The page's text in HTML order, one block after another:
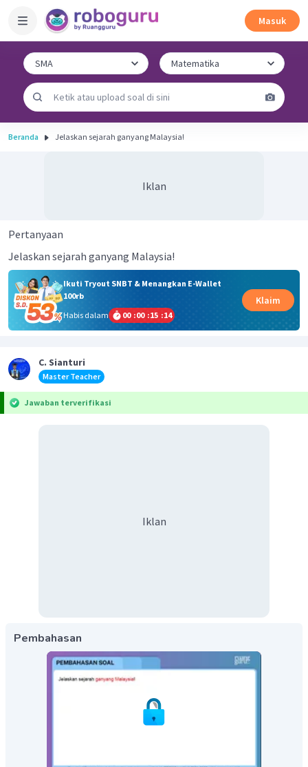
Masuk
Beranda Jelaskan sejarah ganyang Malaysia!
Iklan
Pertanyaan
Jelaskan sejarah ganyang Malaysia!
Ikuti Tryout SNBT & Menangkan E-Wallet
100rb
Habis dalam
00 :00 :15 :14
Klaim
C. Sianturi
Master Teacher
Jawaban terverifikasi
Iklan
Pembahasan